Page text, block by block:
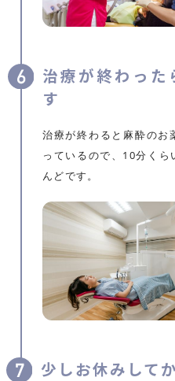
治療が終わった
す
治療が終わると麻酔のお
っているので、10分くら
んどです。
少しお休みして